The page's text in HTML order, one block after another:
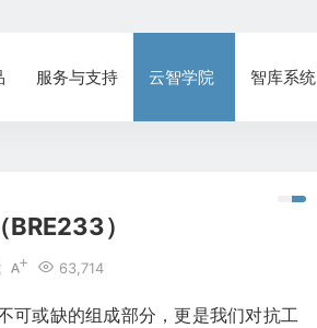
服务与支持 云智学院 智库系统
）
63,714
可或缺的组成部分，更是我们对抗工